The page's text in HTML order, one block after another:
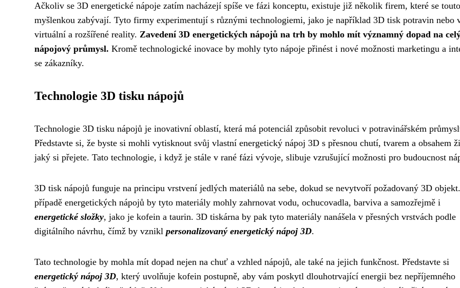
Ačkoliv se 3D energetické nápoje zatím nacházejí spíše ve fázi konceptu, existuje již několik firem, které se touto
myšlenkou zabývají. Tyto firmy experimentují s různými technologiemi, jako je například 3D tisk potravin nebo
virtuální a rozšířené reality. Zavedení 3D energetických nápojů na trh by mohlo mít významný dopad na
nápojový průmysl. Kromě technologické inovace by mohly tyto nápoje přinést i nové možnosti marketingu a
se zákazníky.
Technologie 3D tisku nápojů
Technologie 3D tisku nápojů je inovativní oblastí, která má potenciál způsobit revoluci v potravinářském
Představte si, že byste si mohli vytisknout svůj vlastní energetický nápoj 3D s přesnou chutí, tvarem a obsahem
jaký si přejete. Tato technologie, i když je stále v rané fázi vývoje, slibuje vzrušující možnosti pro budoucnost
3D tisk nápojů funguje na principu vrstvení jedlých materiálů na sebe, dokud se nevytvoří požadovaný 3D
případě energetických nápojů by tyto materiály mohly zahrnovat vodu, ochucovadla, barviva a samozřejmě i
energetické složky, jako je kofein a taurin. 3D tiskárna by pak tyto materiály nanášela v přesných vrstvách podle
digitálního návrhu, čímž by vznikl personalizovaný energetický nápoj 3D.
Tato technologie by mohla mít dopad nejen na chuť a vzhled nápojů, ale také na jejich funkčnost. Představte si
energetický nápoj 3D, který uvolňuje kofein postupně, aby vám poskytl dlouhotrvající energii bez nepříjemného